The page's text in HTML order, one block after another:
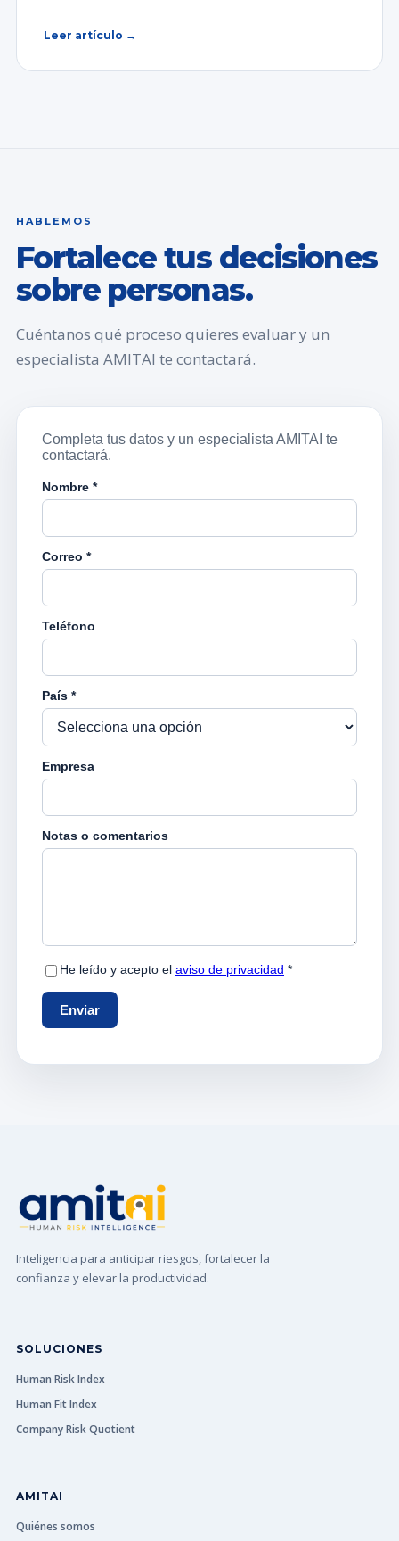
Leer artículo →
HABLEMOS
Fortalece tus decisiones
sobre personas.
Cuéntanos qué proceso quieres evaluar y un
especialista AMITAI te contactará.
Inteligencia para anticipar riesgos, fortalecer la
confianza y elevar la productividad.
SOLUCIONES
Human Risk Index
Human Fit Index
Company Risk Quotient
AMITAI
Quiénes somos